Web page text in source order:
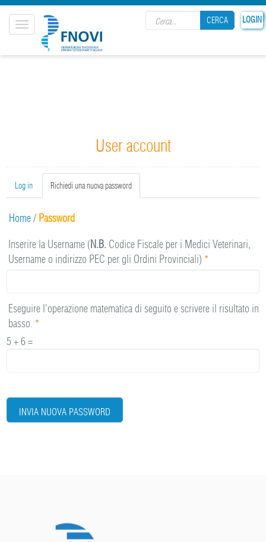
LOGIN
CERCA
Toggle
navigation
User account
Primary tabs
Log in Richiedi una nuova password
tab)
Home/ Password
Inserire la Username (N.B. Codice Fiscale per i Medici Veterinari,
Username o indirizzo PEC per gli Ordini Provinciali) *
Eseguire l'operazione matematica di seguito e scrivere il risultato in
basso. *
5 + 6 =
INVIA NUOVA PASSWORD